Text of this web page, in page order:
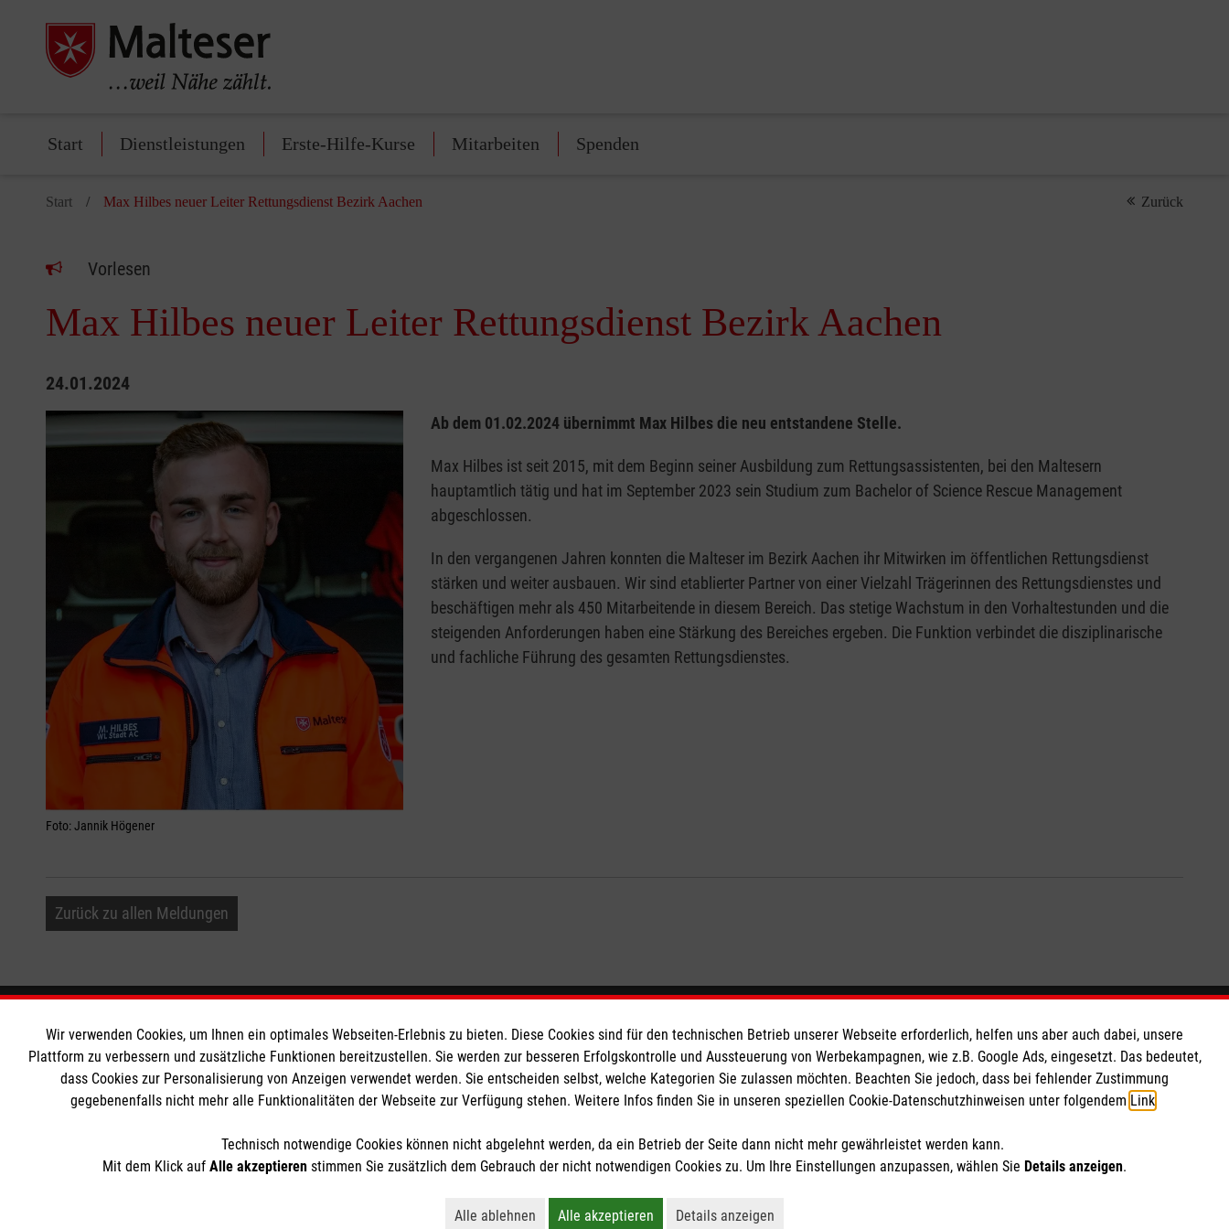
Start Dienstleistungen Erste-Hilfe-Kurse Mitarbeiten Spenden
Start Max Hilbes neuer Leiter Rettungsdienst Bezirk Aachen Zurück
Vorlesen
Max Hilbes neuer Leiter Rettungsdienst Bezirk Aachen
24.01.2024
Foto: Jannik Högener
Ab dem 01.02.2024 übernimmt Max Hilbes die neu entstandene Stelle.
Max Hilbes ist seit 2015, mit dem Beginn seiner Ausbildung zum Rettungsassistenten, bei den Maltesern
hauptamtlich tätig und hat im September 2023 sein Studium zum Bachelor of Science Rescue Management
abgeschlossen.
In den vergangenen Jahren konnten die Malteser im Bezirk Aachen ihr Mitwirken im öffentlichen Rettungsdienst
stärken und weiter ausbauen. Wir sind etablierter Partner von einer Vielzahl Trägerinnen des Rettungsdienstes und
beschäftigen mehr als 450 Mitarbeitende in diesem Bereich. Das stetige Wachstum in den Vorhaltestunden und die
steigenden Anforderungen haben eine Stärkung des Bereiches ergeben. Die Funktion verbindet die disziplinarische
und fachliche Führung des gesamten Rettungsdienstes.
Zurück zu allen Meldungen
Informationen
Impressum
Datenschutz
Die Malteser
Malteser in Deutschland
Malteserorden
Spendenkonto
Empfänger: Malteser Hilfsdienst e.V.
Bank: Pax-Bank für Kirche und Caritas eG
BIC: GENODED1PAX
So finden Sie uns
Obergath 33
47805 Krefeld
krefeld.geschaeftsstelle@malteser.org
Wir verwenden Cookies, um Ihnen ein optimales Webseiten-Erlebnis zu bieten. Diese Cookies sind für den technischen Betrieb unserer Webseite erforderlich, helfen uns aber auch dabei, unsere
Plattform zu verbessern und zusätzliche Funktionen bereitzustellen. Sie werden zur besseren Erfolgskontrolle und Aussteuerung von Werbekampagnen, wie z.B. Google Ads, eingesetzt. Das bedeutet,
dass Cookies zur Personalisierung von Anzeigen verwendet werden. Sie entscheiden selbst, welche Kategorien Sie zulassen möchten. Beachten Sie jedoch, dass bei fehlender Zustimmung
gegebenenfalls nicht mehr alle Funktionalitäten der Webseite zur Verfügung stehen. Weitere Infos finden Sie in unseren speziellen Cookie-Datenschutzhinweisen unter folgendem Link
Technisch notwendige Cookies können nicht abgelehnt werden, da ein Betrieb der Seite dann nicht mehr gewährleistet werden kann.
Mit dem Klick auf Alle akzeptieren stimmen Sie zusätzlich dem Gebrauch der nicht notwendigen Cookies zu. Um Ihre Einstellungen anzupassen, wählen Sie Details anzeigen.
Alle ablehnen
Alle akzeptieren
Details anzeigen